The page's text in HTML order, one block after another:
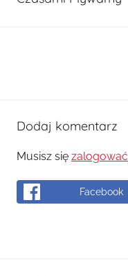
Dodaj komentarz
Musisz się zalogować
Facebook